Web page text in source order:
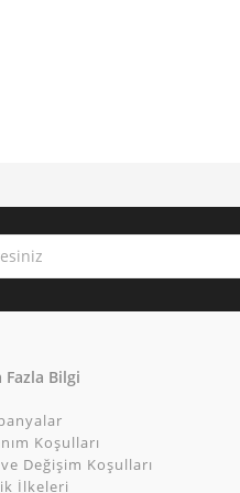
Fazla Bilgi
Koşulları
Değişim Koşulları
İlkeleri